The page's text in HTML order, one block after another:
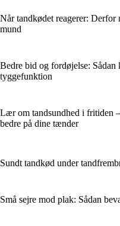
Når tandkødet reagerer:
mund
Bedre bid og fordøjelse:
tyggefunktion
Lær om tandsundhed i fritiden
bedre på dine tænder
Sundt tandkød under
Små sejre mod plak: Sådan